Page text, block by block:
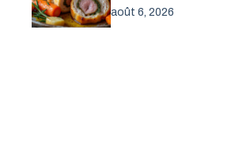
août 6, 2026